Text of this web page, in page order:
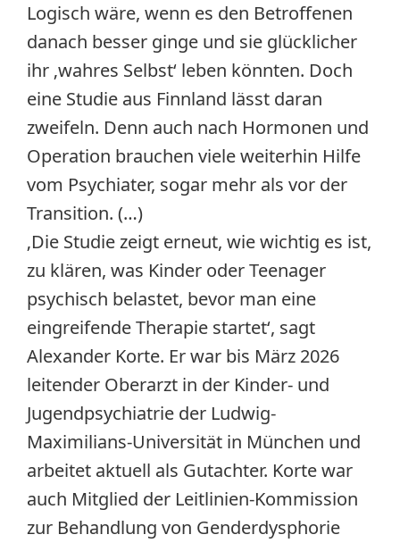
Logisch wäre, wenn es den Betroffenen
danach besser ginge und sie glücklicher
ihr ‚wahres Selbst‘ leben könnten. Doch
eine Studie aus Finnland lässt daran
zweifeln. Denn auch nach Hormonen und
Operation brauchen viele weiterhin Hilfe
vom Psychiater, sogar mehr als vor der
Transition. (…)
‚Die Studie zeigt erneut, wie wichtig es ist,
zu klären, was Kinder oder Teenager
psychisch belastet, bevor man eine
eingreifende Therapie startet‘, sagt
Alexander Korte. Er war bis März 2026
leitender Oberarzt in der Kinder- und
Jugendpsychiatrie der Ludwig-
Maximilians-Universität in München und
arbeitet aktuell als Gutachter. Korte war
auch Mitglied der Leitlinien-Kommission
zur Behandlung von Genderdysphorie